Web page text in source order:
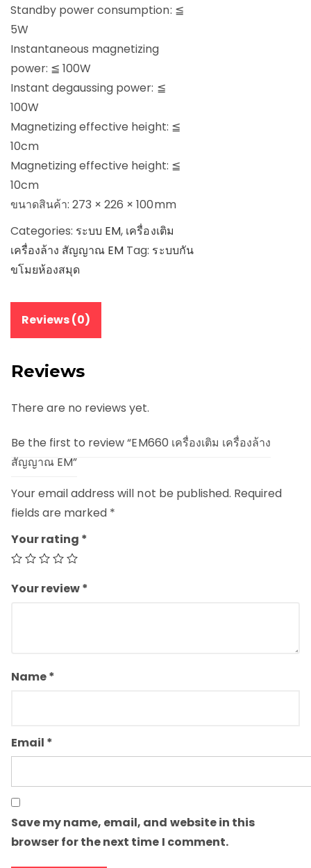
Standby power consumption: ≦
5W
Instantaneous magnetizing
power: ≦ 100W
Instant degaussing power: ≦
100W
Magnetizing effective height: ≦
10cm
Magnetizing effective height: ≦
10cm
ขนาดสินค้า: 273 × 226 × 100mm
Categories: ระบบ EM, เครื่องเติม
เครื่องล้าง สัญญาณ EM Tag: ระบบกัน
ขโมยห้องสมุด
Reviews (0)
Reviews
There are no reviews yet.
Be the first to review “EM660 เครื่องเติม เครื่องล้าง
สัญญาณ EM”
Your email address will not be published. Required
fields are marked *
Your rating *
Your review*
Name*
Email *
Save my name, email, and website in this
browser for the next time I comment.